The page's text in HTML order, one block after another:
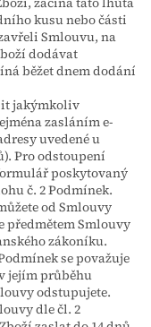
kusu nebo části
Smlouvu, na
dodávat
běžet dnem dodání
jakýmkoliv
zasláním e-
uvedené u
Pro odstoupení
poskytovaný
č. 2 Podmínek.
od Smlouvy
předmětem Smlouvy
zákoníku.
se považuje
jejím průběhu
odstupujete.
dle čl. 2